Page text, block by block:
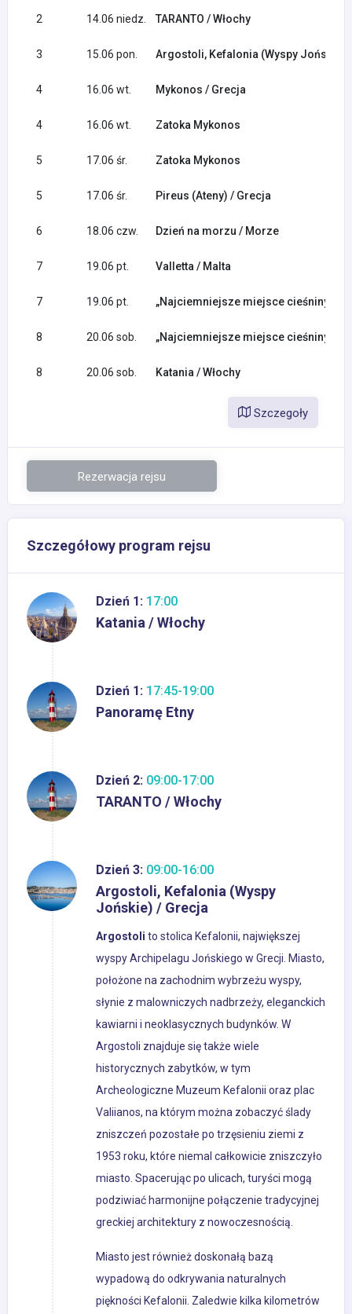
2 14.06 niedz. TARANTO / Włochy
3 15.06 pon. Argostoli, Kefalonia (Wyspy Jońskie)
4 16.06 wt. Mykonos / Grecja
4 16.06 wt. Zatoka Mykonos
5 17.06 śr. Zatoka Mykonos
5 17.06 śr. Pireus (Ateny) / Grecja
6 18.06 czw. Dzień na morzu / Morze
7 19.06 pt. Valletta / Malta
7 19.06 pt. „Najciemniejsze miejsce cieśniny
8 20.06 sob. „Najciemniejsze miejsce cieśniny
8 20.06 sob. Katania / Włochy
Szczegoły
Rezerwacja rejsu
Szczegółowy program rejsu
Dzień 1: 17:00
Katania / Włochy
Dzień 1: 17:45-19:00
Panoramę Etny
Dzień 2: 09:00-17:00
TARANTO / Włochy
Dzień 3: 09:00-16:00
Argostoli, Kefalonia (Wyspy
Jońskie) / Grecja
Argostoli to stolica Kefalonii, największej
wyspy Archipelagu Jońskiego w Grecji. Miasto,
położone na zachodnim wybrzeżu wyspy,
słynie z malowniczych nadbrzeży, eleganckich
kawiarni i neoklasycznych budynków. W
Argostoli znajduje się także wiele
historycznych zabytków, w tym
Archeologiczne Muzeum Kefalonii oraz plac
Valiianos, na którym można zobaczyć ślady
zniszczeń pozostałe po trzęsieniu ziemi z
1953 roku, które niemal całkowicie zniszczyło
miasto. Spacerując po ulicach, turyści mogą
podziwiać harmonijne połączenie tradycyjnej
greckiej architektury z nowoczesnością.
Miasto jest również doskonałą bazą
wypadową do odkrywania naturalnych
piękności Kefalonii. Zaledwie kilka kilometrów